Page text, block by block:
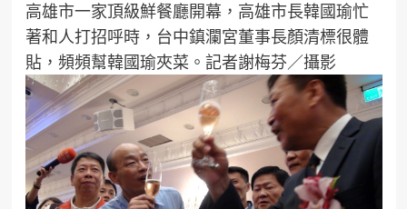
高雄市一家頂級鮮餐廳開幕，高雄市長韓國瑜忙
著和人打招呼時，台中鎮瀾宮董事長顏清標很體
貼，頻頻幫韓國瑜夾菜。記者謝梅芬／攝影